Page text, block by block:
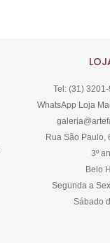
Tel: (31)
WhatsApp Loja
Rua São Paulo,
3º
Belo
Segunda a
Sábado